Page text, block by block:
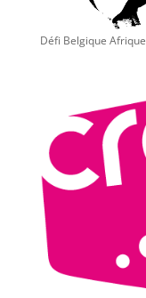
Défi Belgique Afrique